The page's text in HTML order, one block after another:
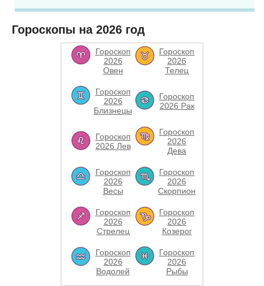
Гороскопы на 2026 год
Гороскоп
2026
Овен
Гороскоп
2026
Телец
Гороскоп
2026
Близнецы
Гороскоп
2026 Рак
Гороскоп
2026 Лев
Гороскоп
2026
Дева
Гороскоп
2026
Весы
Гороскоп
2026
Скорпион
Гороскоп
2026
Стрелец
Гороскоп
2026
Козерог
Гороскоп
2026
Водолей
Гороскоп
2026
Рыбы